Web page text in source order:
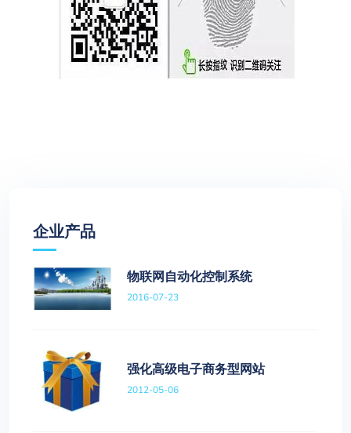
企业产品
物联网自动化控制系统
2016-07-23
强化高级电子商务型网站
2012-05-06